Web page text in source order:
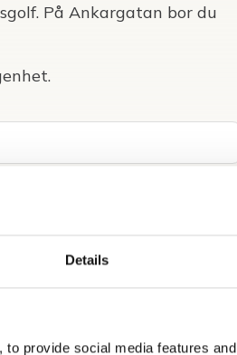
Details
provide social media features
På Ankargatan bor du